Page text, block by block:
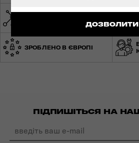
ДОЗВОЛИТИ
ЗРОБЛЕНО В ЄВРОПІ
ПІДПИШІТЬСЯ НА